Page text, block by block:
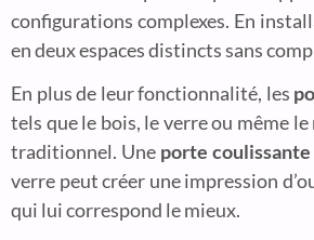
configurations complexes. En
en deux espaces distincts sans
En plus de leur fonctionnalité, les
tels que le bois, le verre ou même
traditionnel. Une porte
verre peut créer une impression
qui lui correspond le mieux.